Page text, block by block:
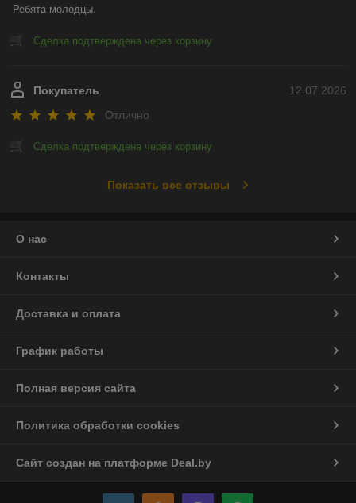
Ребята молодцы.
Сделка подтверждена через корзину
12.07.2026
Покупатель
Отлично
Сделка подтверждена через корзину
Показать все отзывы
О нас
Контакты
Доставка и оплата
График работы
Полная версия сайта
Политика обработки cookies
Сайт создан на платформе Deal.by